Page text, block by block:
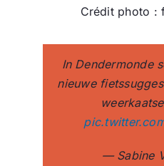
Crédit photo :
In Dendermonde
nieuwe
— Sabine